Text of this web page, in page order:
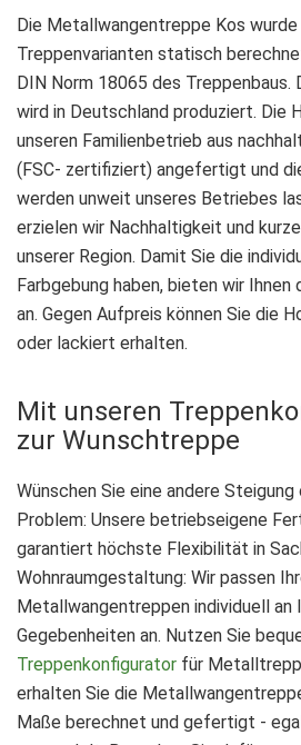
Die Metallwangentreppe Kos
Treppenvarianten statisch
DIN Norm 18065 des Treppenbaus.
wird in Deutschland produziert. Die
unseren Familienbetrieb aus
(FSC- zertifiziert) angefertigt und
werden unweit unseres Betriebes
erzielen wir Nachhaltigkeit und
unserer Region. Damit Sie die
Farbgebung haben, bieten wir
an. Gegen Aufpreis können Sie die
oder lackiert erhalten.
Mit unseren
zur Wunschtreppe
Wünschen Sie eine andere Steigung
Problem: Unsere betriebseigene
garantiert höchste Flexibilität in
Wohnraumgestaltung: Wir passen
Metallwangentreppen individuell an
Gegebenheiten an. Nutzen Sie
Treppenkonfigurator für
erhalten Sie die
Maße berechnet und gefertigt -